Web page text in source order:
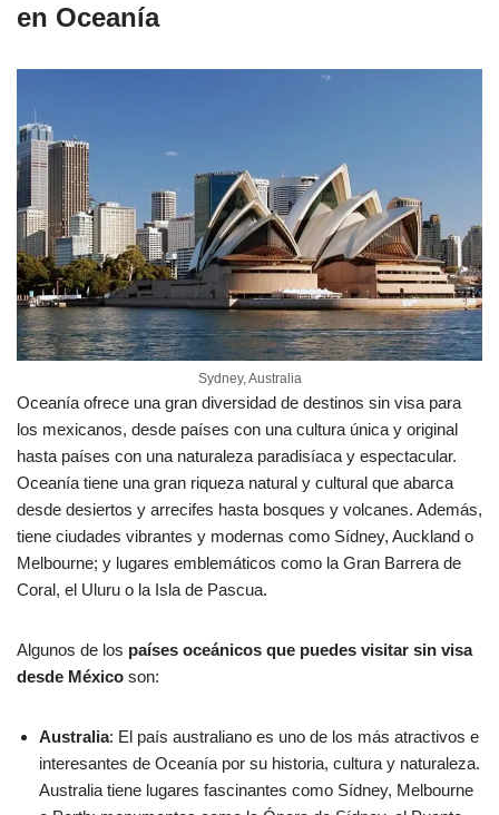
en Oceanía
Sydney, Australia
Oceanía ofrece una gran diversidad de destinos sin visa para
los mexicanos, desde países con una cultura única y original
hasta países con una naturaleza paradisíaca y espectacular.
Oceanía tiene una gran riqueza natural y cultural que abarca
desde desiertos y arrecifes hasta bosques y volcanes. Además,
tiene ciudades vibrantes y modernas como Sídney, Auckland o
Melbourne; y lugares emblemáticos como la Gran Barrera de
Coral, el Uluru o la Isla de Pascua.
Algunos de los países oceánicos que puedes visitar sin visa
desde México son:
Australia: El país australiano es uno de los más atractivos e
interesantes de Oceanía por su historia, cultura y naturaleza.
Australia tiene lugares fascinantes como Sídney, Melbourne